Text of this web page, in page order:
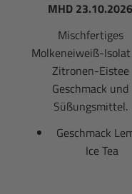
MHD 23.10.2026
Mischfertiges
Molkeneiweiß-
Zitronen-Eistee
Geschmack und
Süßungsmittel.
Geschmack
Ice Tea